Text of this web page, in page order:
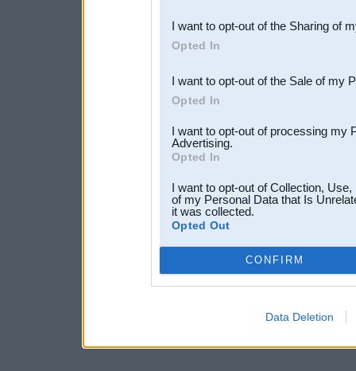
Downstream Participants
third parties.
I want to opt-out of the Sharing of
Opted In
I want to opt-out of the Sale of my
Opted In
I want to opt-out of processing my
Advertising.
Opted In
I want to opt-out of Collection,
of my Personal Data that Is
it was collected.
Opted Out
CONFIRM
Data Deletion